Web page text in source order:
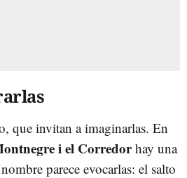
que invitan a imaginarlas. En
i el Corredorhay una
parece evocarlas: el salto